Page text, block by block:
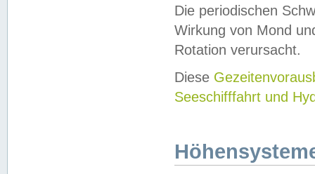
Die periodischen
Wirkung von Mond
Rotation verursacht.
Diese
Seeschifffahrt und